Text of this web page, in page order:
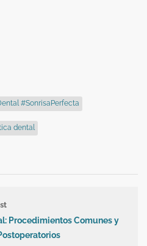
#SonrisaPerfecta
dental
Procedimientos Comunes y